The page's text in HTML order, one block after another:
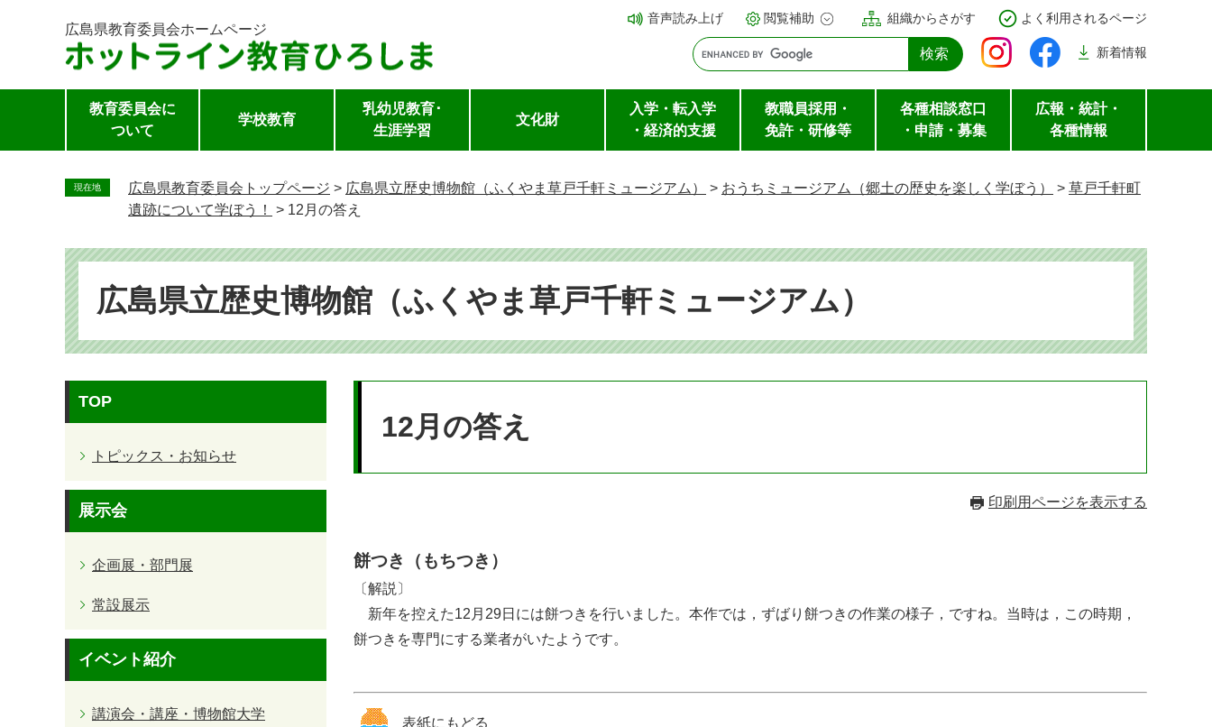
ー
し
広島県教育委員会ホームページ
音声読み上げ 閲覧補助 組織からさがす よく利用されるページ
新着情報
教育委員会に
ついて
学校教育
乳幼児教育･
生涯学習
文化財
入学・転入学
・経済的支援
教職員採用・
免許・研修等
各種相談窓口
・申請・募集
広報・統計・
各種情報
現在地 広島県教育委員会トップページ > 広島県立歴史博物館（ふくやま草戸千軒ミュージアム） > おうちミュージアム（郷土の歴史を楽しく学ぼう） > 草戸千軒町
遺跡について学ぼう！
> 12月の答え
広島県立歴史博物館（ふくやま草戸千軒ミュージアム）
12月の答え
印刷用ページを表示する
餅つき（もちつき）
〔解説〕
新年を控えた12月29日には餅つきを行いました。本作では，ずばり餅つきの作業の様子，ですね。当時は，この時期，
餅つきを専門にする業者がいたようです。
表紙にもどる
TOP
トピックス・お知らせ
展示会
企画展・部門展
常設展示
イベント紹介
講演会・講座・博物館大学